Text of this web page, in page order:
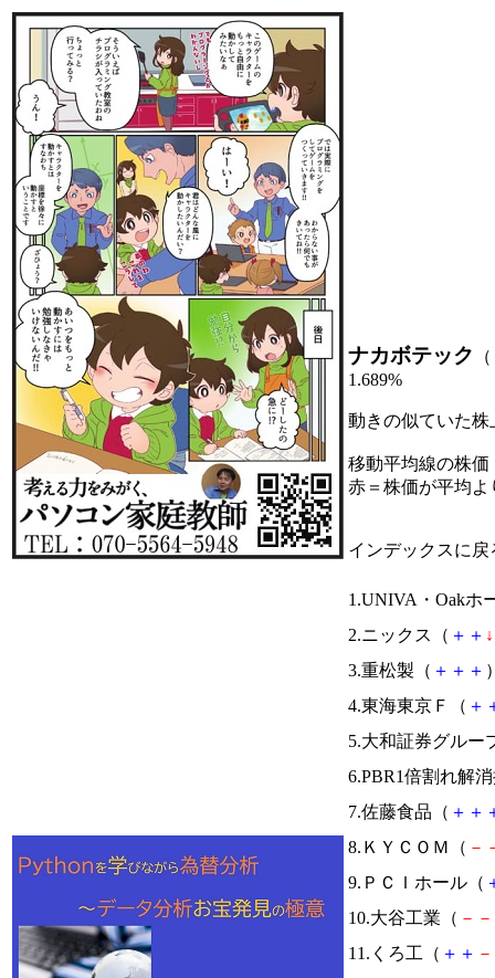
ナカボテック （
1.689%
動きの似ていた
移動平均線の株価
赤＝株価が平均
インデックスに戻
1.UNIVA・Oakホ
2.ニックス（ ＋ ＋ ↓
3.重松製（ ＋ ＋ ＋
4.東海東京Ｆ（ ＋
5.大和証券グルー
6.PBR1倍割れ解
7.佐藤食品（ ＋ ＋
8.ＫＹＣＯＭ（ －
9.ＰＣＩホール（
10.大谷工業（ － －
11.くろ工（ ＋ ＋ －